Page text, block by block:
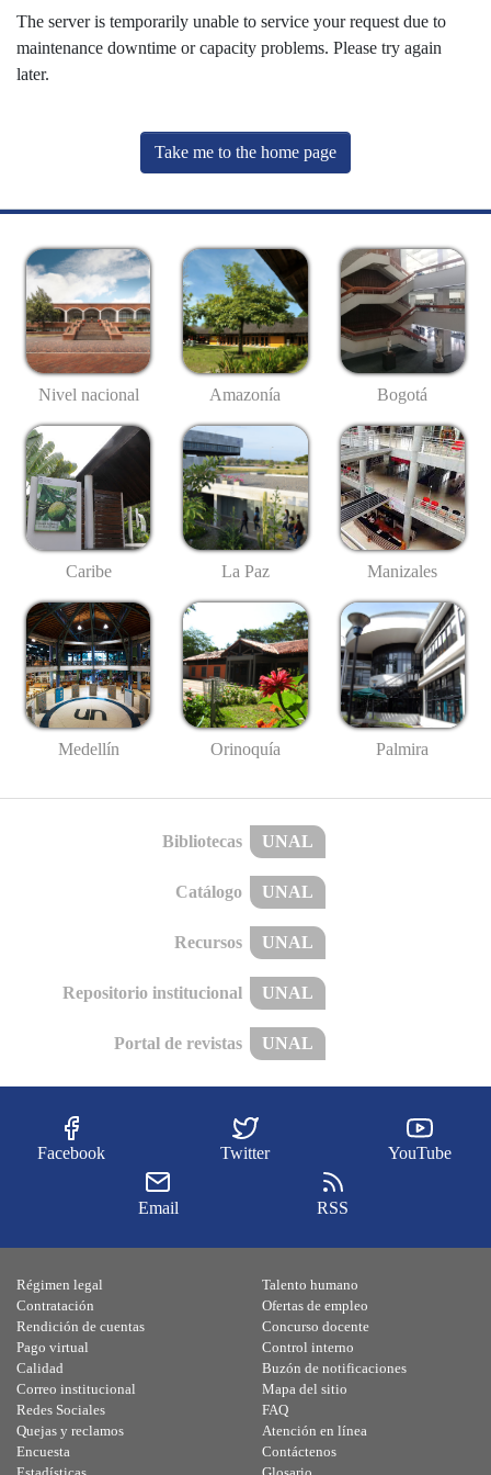
The server is temporarily unable to service your request due to
maintenance downtime or capacity problems. Please try again
later.
Take me to the home page
Nivel nacional Amazonía Bogotá
Caribe La Paz Manizales
Medellín Orinoquía Palmira
Bibliotecas UNAL
Catálogo UNAL
Recursos UNAL
Repositorio institucional UNAL
Portal de revistas UNAL
Facebook Twitter YouTube
Email RSS
Régimen legal
Contratación
Rendición de cuentas
Pago virtual
Calidad
Talento humano
Ofertas de empleo
Concurso docente
Control interno
Buzón de notificaciones
Correo institucional
Redes Sociales
Quejas y reclamos
Encuesta
Mapa del sitio
FAQ
Atención en línea
Contáctenos